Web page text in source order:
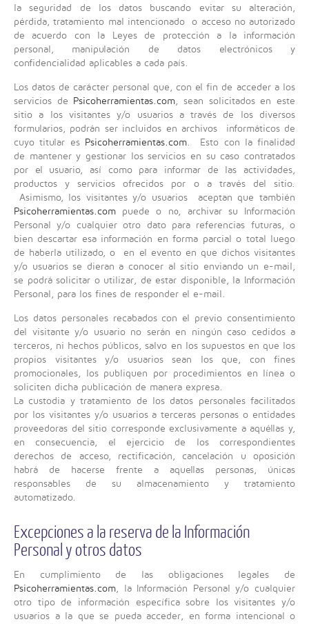
la seguridad de los datos buscando evitar su alteración,
pérdida, tratamiento mal intencionado o acceso no autorizado
de acuerdo con la Leyes de protección a la información
personal, manipulación de datos electrónicos y
confidencialidad aplicables a cada país.
Los datos de carácter personal que, con el fin de acceder a los
servicios de
Psicoherramientas.com, sean solicitados en este
sitio a los visitantes y/o usuarios a través de los diversos
formularios, podrán ser incluidos en archivos informáticos de
cuyo titular es Psicoherramientas.com. Esto con la finalidad
de mantener y gestionar los servicios en su caso contratados
por el usuario, así como para informar de las actividades,
productos y servicios ofrecidos por o a través del sitio.
Asimismo, los visitantes y/o usuarios aceptan que también
Psicoherramientas.com puede o no, archivar su Información
Personal y/o cualquier otro dato para referencias futuras, o
bien descartar esa información en forma parcial o total luego
de haberla utilizado, o en el evento en que dichos visitantes
y/o usuarios se dieran a conocer al sitio enviando un e-mail,
se podrá solicitar o utilizar, de estar disponible, la Información
Personal, para los fines de responder el e-mail.
Los datos personales recabados con el previo consentimiento
del visitante y/o usuario no serán en ningún caso cedidos a
terceros, ni hechos públicos, salvo en los supuestos en que los
propios visitantes y/o usuarios sean los que, con fines
promocionales, los publiquen por procedimientos en línea o
soliciten dicha publicación de manera expresa.
La custodia y tratamiento de los datos personales facilitados
por los visitantes y/o usuarios a terceras personas o entidades
proveedoras del sitio corresponde exclusivamente a aquéllas y,
en consecuencia, el ejercicio de los correspondientes
derechos de acceso, rectificación, cancelación u oposición
habrá de hacerse frente a aquellas personas, únicas
responsables de su almacenamiento y tratamiento
automatizado.
Excepciones a la reserva de la Información
Personal y otros datos
En cumplimiento de las obligaciones legales de
Psicoherramientas.com, la Información Personal y/o cualquier
otro tipo de información específica sobre los visitantes y/o
usuarios a la que se pueda acceder, en forma intencional o